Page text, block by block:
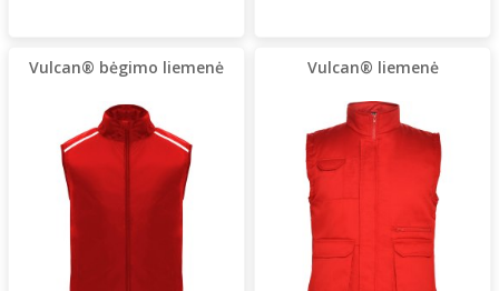
Vulcan® bėgimo liemenė Vulcan® liemenė